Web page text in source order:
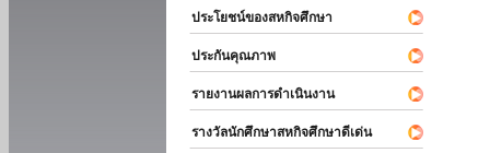
ประโยชน์ของสหกิจศึกษา
ประกันคุณภาพ
รายงานผลการดำเนินงาน
รางวัลนักศึกษาสหกิจศึกษาดีเด่น